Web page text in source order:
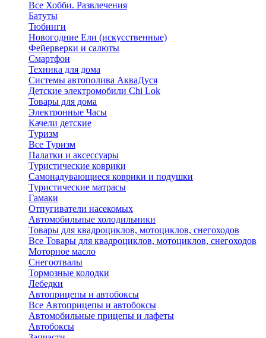
Все Хобби. Развлечения
Батуты
Тюбинги
Новогодние Ели (искусственные)
Фейерверки и салюты
Смартфон
Техника для дома
Системы автополива АкваДуся
Детские электромобили Chi Lok
Товары для дома
Электронные Часы
Качели детские
Туризм
Все Туризм
Палатки и аксессуары
Туристические коврики
Самонадувающиеся коврики и подушки
Туристические матрасы
Гамаки
Отпугиватели насекомых
Автомобильные холодильники
Товары для квадроциклов, мотоциклов, снегоходов
Все Товары для квадроциклов, мотоциклов, снегоходов
Моторное масло
Снегоотвалы
Тормозные колодки
Лебедки
Автоприцепы и автобоксы
Все Автоприцепы и автобоксы
Автомобильные прицепы и лафеты
Автобоксы